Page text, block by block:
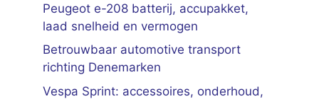
Peugeot e-208 batterij, accupakket,
laad snelheid en vermogen
Betrouwbaar automotive transport
richting Denemarken
Vespa Sprint: accessoires, onderhoud,